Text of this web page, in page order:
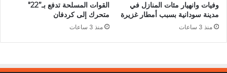
وفيات وانهيار مئات المنازل في
مدينة سودانية بسبب أمطار غزيرة
منذ 3 ساعات
القوات المسلحة تدفع بـ”22″
متحرك إلى كردفان
منذ 3 ساعات